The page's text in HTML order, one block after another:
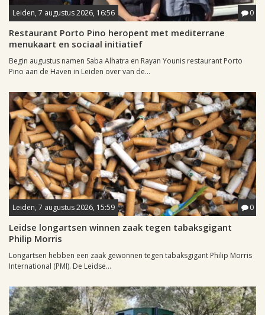
Leiden, 7 augustus 2026, 16:56 0
Restaurant Porto Pino heropent met mediterrane
menukaart en sociaal initiatief
Begin augustus namen Saba Alhatra en Rayan Younis restaurant Porto
Pino aan de Haven in Leiden over van de...
Leiden, 7 augustus 2026, 15:59 0
Leidse longartsen winnen zaak tegen tabaksgigant
Philip Morris
Longartsen hebben een zaak gewonnen tegen tabaksgigant Philip Morris
International (PMI). De Leidse...